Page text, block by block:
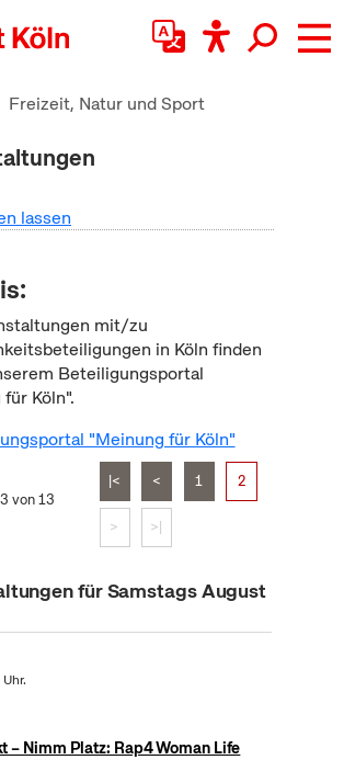
Freizeit, Natur und Sport
lassen
mit/zu
in Köln finden
Beteiligungsportal
Köln".
"Meinung für Köln"
von 13
|< < 1 2
> >|
für Samstags August
– Nimm Platz: Rap4 Woman Life